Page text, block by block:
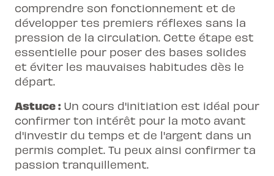
comprendre son fonctionnement et de
développer tes premiers réflexes sans la
pression de la circulation. Cette étape est
essentielle pour poser des bases solides
et éviter les mauvaises habitudes dès le
départ.
Astuce : Un cours d'initiation est idéal pour
confirmer ton intérêt pour la moto avant
d'investir du temps et de l'argent dans un
permis complet. Tu peux ainsi confirmer ta
passion tranquillement.